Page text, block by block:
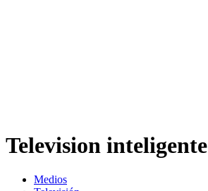
Television inteligente
Medios